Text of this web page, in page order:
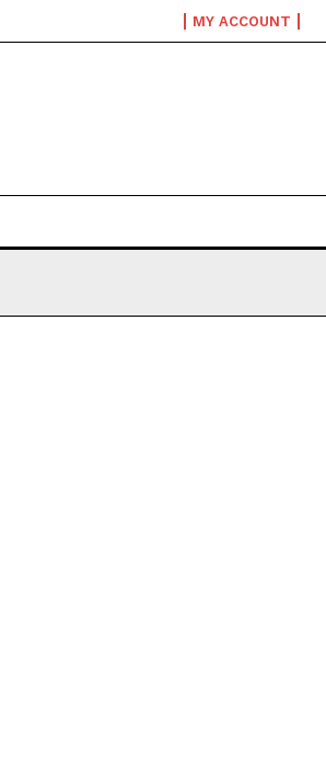
MY ACCOUNT